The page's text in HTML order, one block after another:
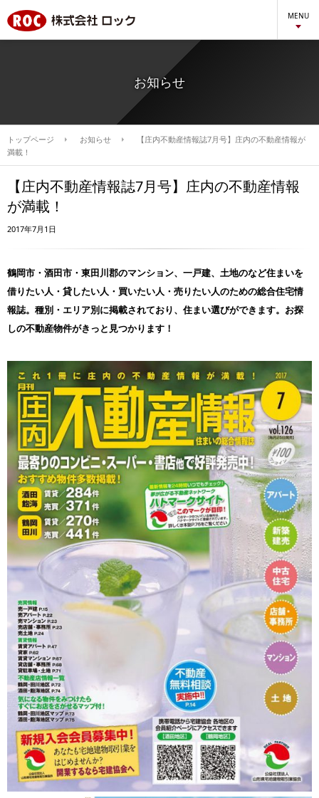
MENU
お知らせ
トップページ お知らせ
【庄内不動産情報誌7月号】庄内の不動産情報が
満載！
【庄内不動産情報誌7月号】庄内の不動産情報
が満載！
2017年7月1日
鶴岡市・酒田市・東田川郡のマンション、一戸建、土地のなど住まいを
借りたい人・貸したい人・買いたい人・売りたい人のための総合住宅情
報誌。種別・エリア別に掲載されており、住まい選びができます。お探
しの不動産物件がきっと見つかります！